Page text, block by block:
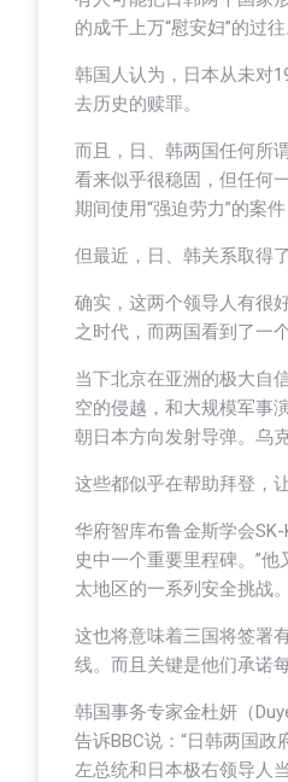
的成千上万“慰安妇”的过往
韩国人认为，日本从未对
去历史的赎罪。
而且，日、韩两国任何所
看来似乎很稳固，但任何
期间使用“强迫劳力”的案
但最近，日、韩关系取得
确实，这两个领导人有很
之时代，而两国看到了一
当下北京在亚洲的极大自
空的侵越，和大规模军事
朝日本方向发射导弹。乌
这些都似乎在帮助拜登，
华府智库布鲁金斯学会
史中一个重要里程碑。”
太地区的一系列安全挑战
这也将意味着三国将签署
线。而且关键是他们承诺
韩国事务专家金杜妍（
告诉BBC说：“日韩两国
左总统和日本极右领导人